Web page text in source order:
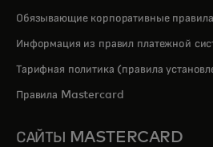
Обязывающие корпоративные
Информация из правил платежной
Тарифная политика (правила
Правила Mastercard
САЙТЫ MASTERCARD